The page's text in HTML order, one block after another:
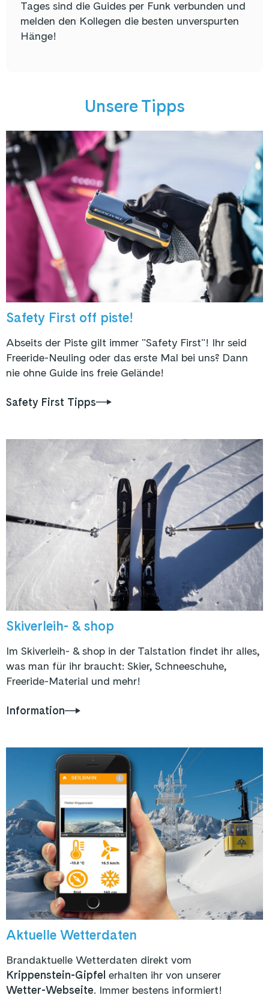
Tages sind die Guides per Funk verbunden und
melden den Kollegen die besten unverspurten
Hänge!
Unsere Tipps
Safety First off piste!
Abseits der Piste gilt immer "Safety First"! Ihr seid
Freeride-Neuling oder das erste Mal bei uns? Dann
nie ohne Guide ins freie Gelände!
Safety First Tipps
Skiverleih- & shop
Im Skiverleih- & shop in der Talstation findet ihr alles,
was man für ihr braucht: Skier, Schneeschuhe,
Freeride-Material und mehr!
Information
Aktuelle Wetterdaten
Brandaktuelle Wetterdaten direkt vom
Krippenstein-Gipfel erhalten ihr von unserer
Wetter-Webseite. Immer bestens informiert!